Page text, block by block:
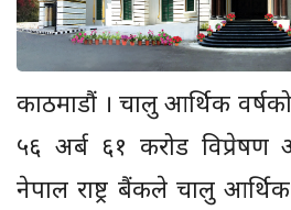
काठमाडौं । चालु आर्थिक
५६ अर्ब ६१ करोड
नेपाल राष्ट्र बैंकले चालु